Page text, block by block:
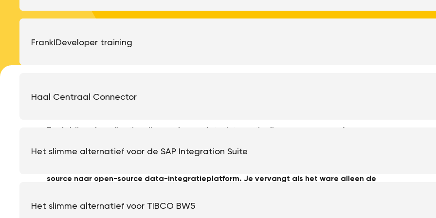
Overstappen naar Frank!
Haal Centraal Connector
Het slimme alternatief voor de SAP Integration Suite
Het slimme alternatief voor TIBCO BW5
Frank!Developer training
Zoals bij veel applicaties zijn er ook voor data-integratie
diverse programma’s
de overgang van een closed-source naar een open-source data-integratieplatform. Het
source naar open-source data-integratieplatform. Je vervangt als het ware alleen de